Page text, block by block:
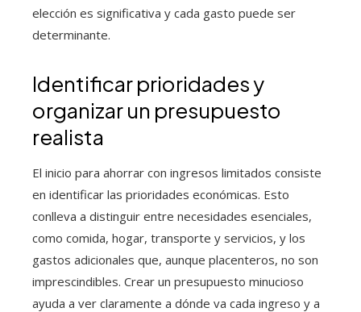
elección es significativa y cada gasto puede ser
determinante.
Identificar prioridades y
organizar un presupuesto
realista
El inicio para ahorrar con ingresos limitados consiste
en identificar las prioridades económicas. Esto
conlleva a distinguir entre necesidades esenciales,
como comida, hogar, transporte y servicios, y los
gastos adicionales que, aunque placenteros, no son
imprescindibles. Crear un presupuesto minucioso
ayuda a ver claramente a dónde va cada ingreso y a